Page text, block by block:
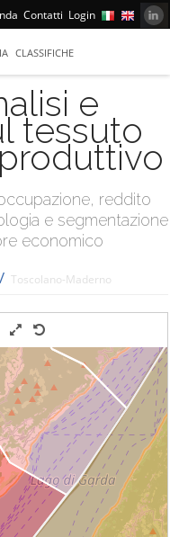
Contatti Login
CLASSIFICHE
e
tessuto
reddito
e segmentazione
economico
/ Toscolano-Maderno